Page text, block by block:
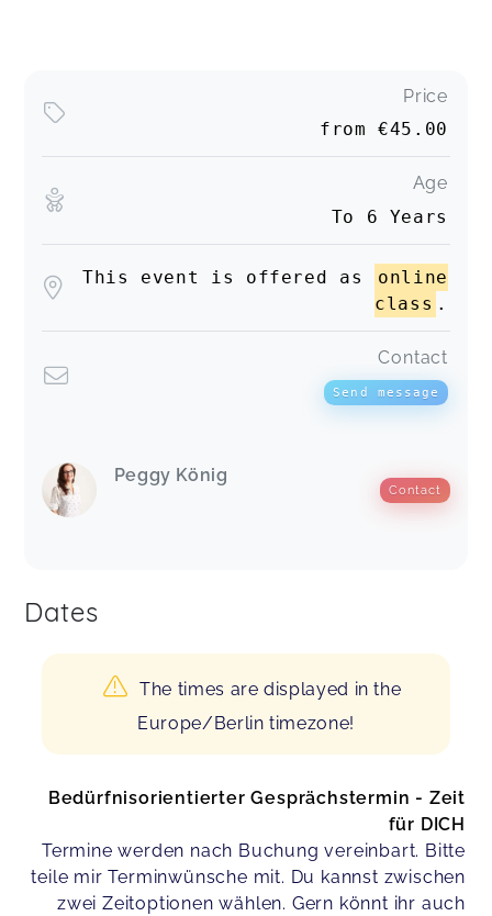
Price
from€45.00
Age
To 6 Years
This event is offered as
online
class .
Contact
Send message
Peggy König
Contact
Dates
The times are displayed in the
Europe/Berlin timezone!
Bedürfnisorientierter Gesprächstermin - Zeit
für DICH
Termine werden nach Buchung vereinbart. Bitte
teile mir Terminwünsche mit. Du kannst zwischen
zwei Zeitoptionen wählen. Gern könnt ihr auch